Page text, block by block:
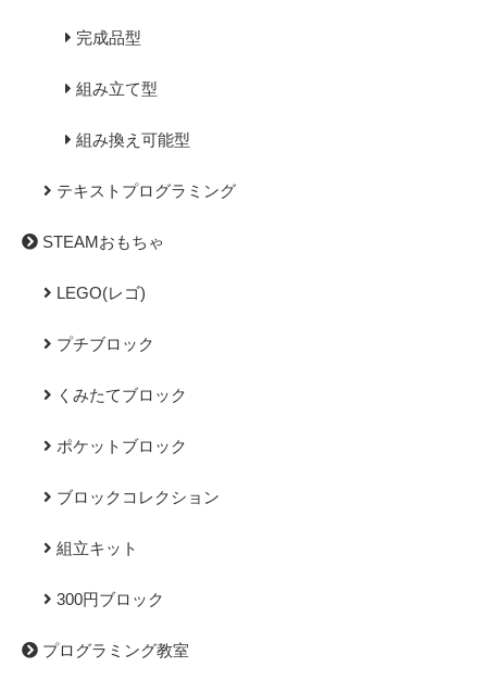
完成品型
組み立て型
組み換え可能型
テキストプログラミング
STEAMおもちゃ
LEGO(レゴ)
プチブロック
くみたてブロック
ポケットブロック
ブロックコレクション
組立キット
300円ブロック
プログラミング教室